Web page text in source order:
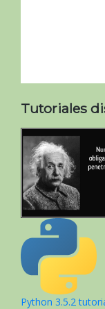
Tutoriales
Python 3.5.2